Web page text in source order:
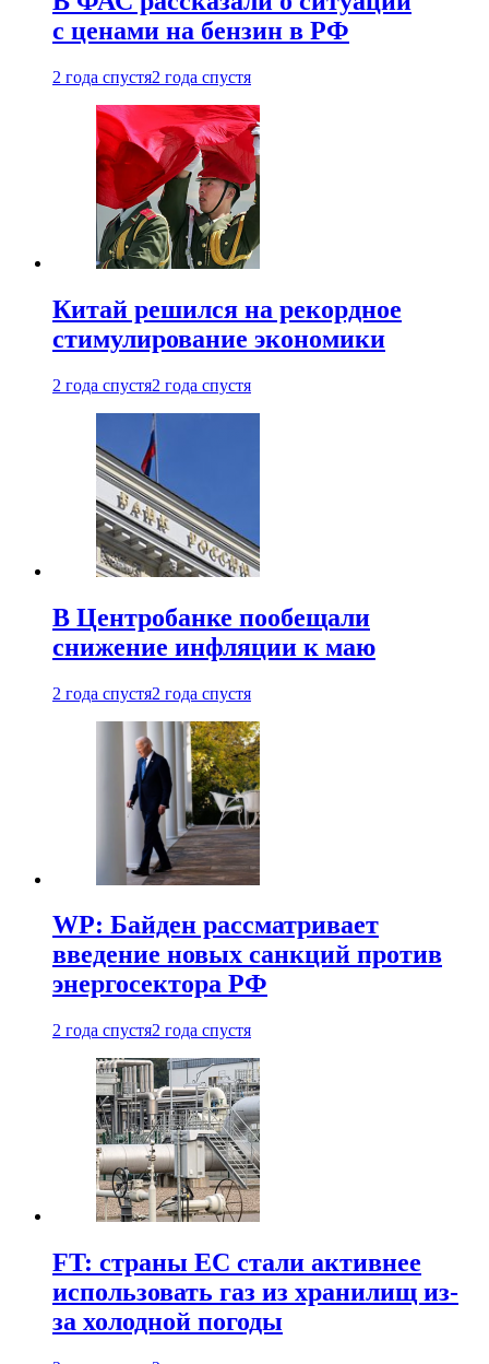
с ценами на бензин в РФ
2 года спустя2 года спустя
Китай решился на рекордное
стимулирование экономики
2 года спустя2 года спустя
В Центробанке пообещали
снижение инфляции к маю
2 года спустя2 года спустя
WP: Байден рассматривает
введение новых санкций против
энергосектора РФ
2 года спустя2 года спустя
FT: страны ЕС стали активнее
использовать газ из хранилищ из-
за холодной погоды